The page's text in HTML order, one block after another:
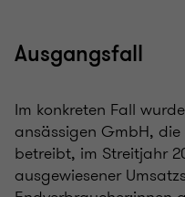
Ausgangsfall
Im konkreten Fall
ansässigen GmbH,
betreibt, im Streitjahr
ausgewiesener